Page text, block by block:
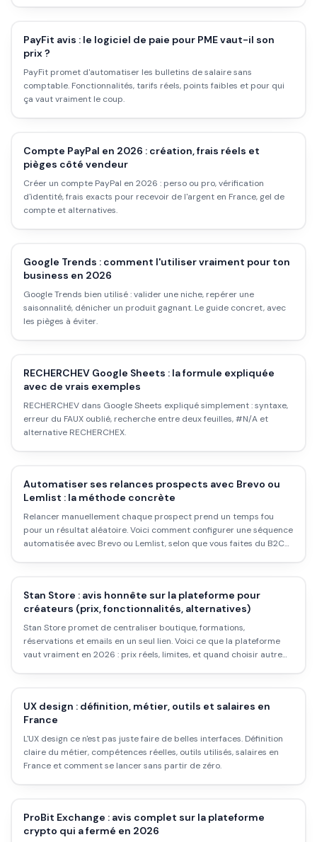
PayFit avis : le logiciel de paie pour PME vaut-il son
prix ?
PayFit promet d'automatiser les bulletins de salaire sans
comptable. Fonctionnalités, tarifs réels, points faibles et pour qui
ça vaut vraiment le coup.
Compte PayPal en 2026 : création, frais réels et
pièges côté vendeur
Créer un compte PayPal en 2026 : perso ou pro, vérification
d'identité, frais exacts pour recevoir de l'argent en France, gel de
compte et alternatives.
Google Trends : comment l'utiliser vraiment pour ton
business en 2026
Google Trends bien utilisé : valider une niche, repérer une
saisonnalité, dénicher un produit gagnant. Le guide concret, avec
les pièges à éviter.
RECHERCHEV Google Sheets : la formule expliquée
avec de vrais exemples
RECHERCHEV dans Google Sheets expliqué simplement : syntaxe,
erreur du FAUX oublié, recherche entre deux feuilles, #N/A et
alternative RECHERCHEX.
Automatiser ses relances prospects avec Brevo ou
Lemlist : la méthode concrète
Relancer manuellement chaque prospect prend un temps fou
pour un résultat aléatoire. Voici comment configurer une séquence
automatisée avec Brevo ou Lemlist, selon que vous faites du B2C
Stan Store : avis honnête sur la plateforme pour
créateurs (prix, fonctionnalités, alternatives)
Stan Store promet de centraliser boutique, formations,
réservations et emails en un seul lien. Voici ce que la plateforme
vaut vraiment en 2026 : prix réels, limites, et quand choisir autre
UX design : définition, métier, outils et salaires en
France
L'UX design ce n'est pas juste faire de belles interfaces. Définition
claire du métier, compétences réelles, outils utilisés, salaires en
France et comment se lancer sans partir de zéro.
ProBit Exchange : avis complet sur la plateforme
crypto qui a fermé en 2026